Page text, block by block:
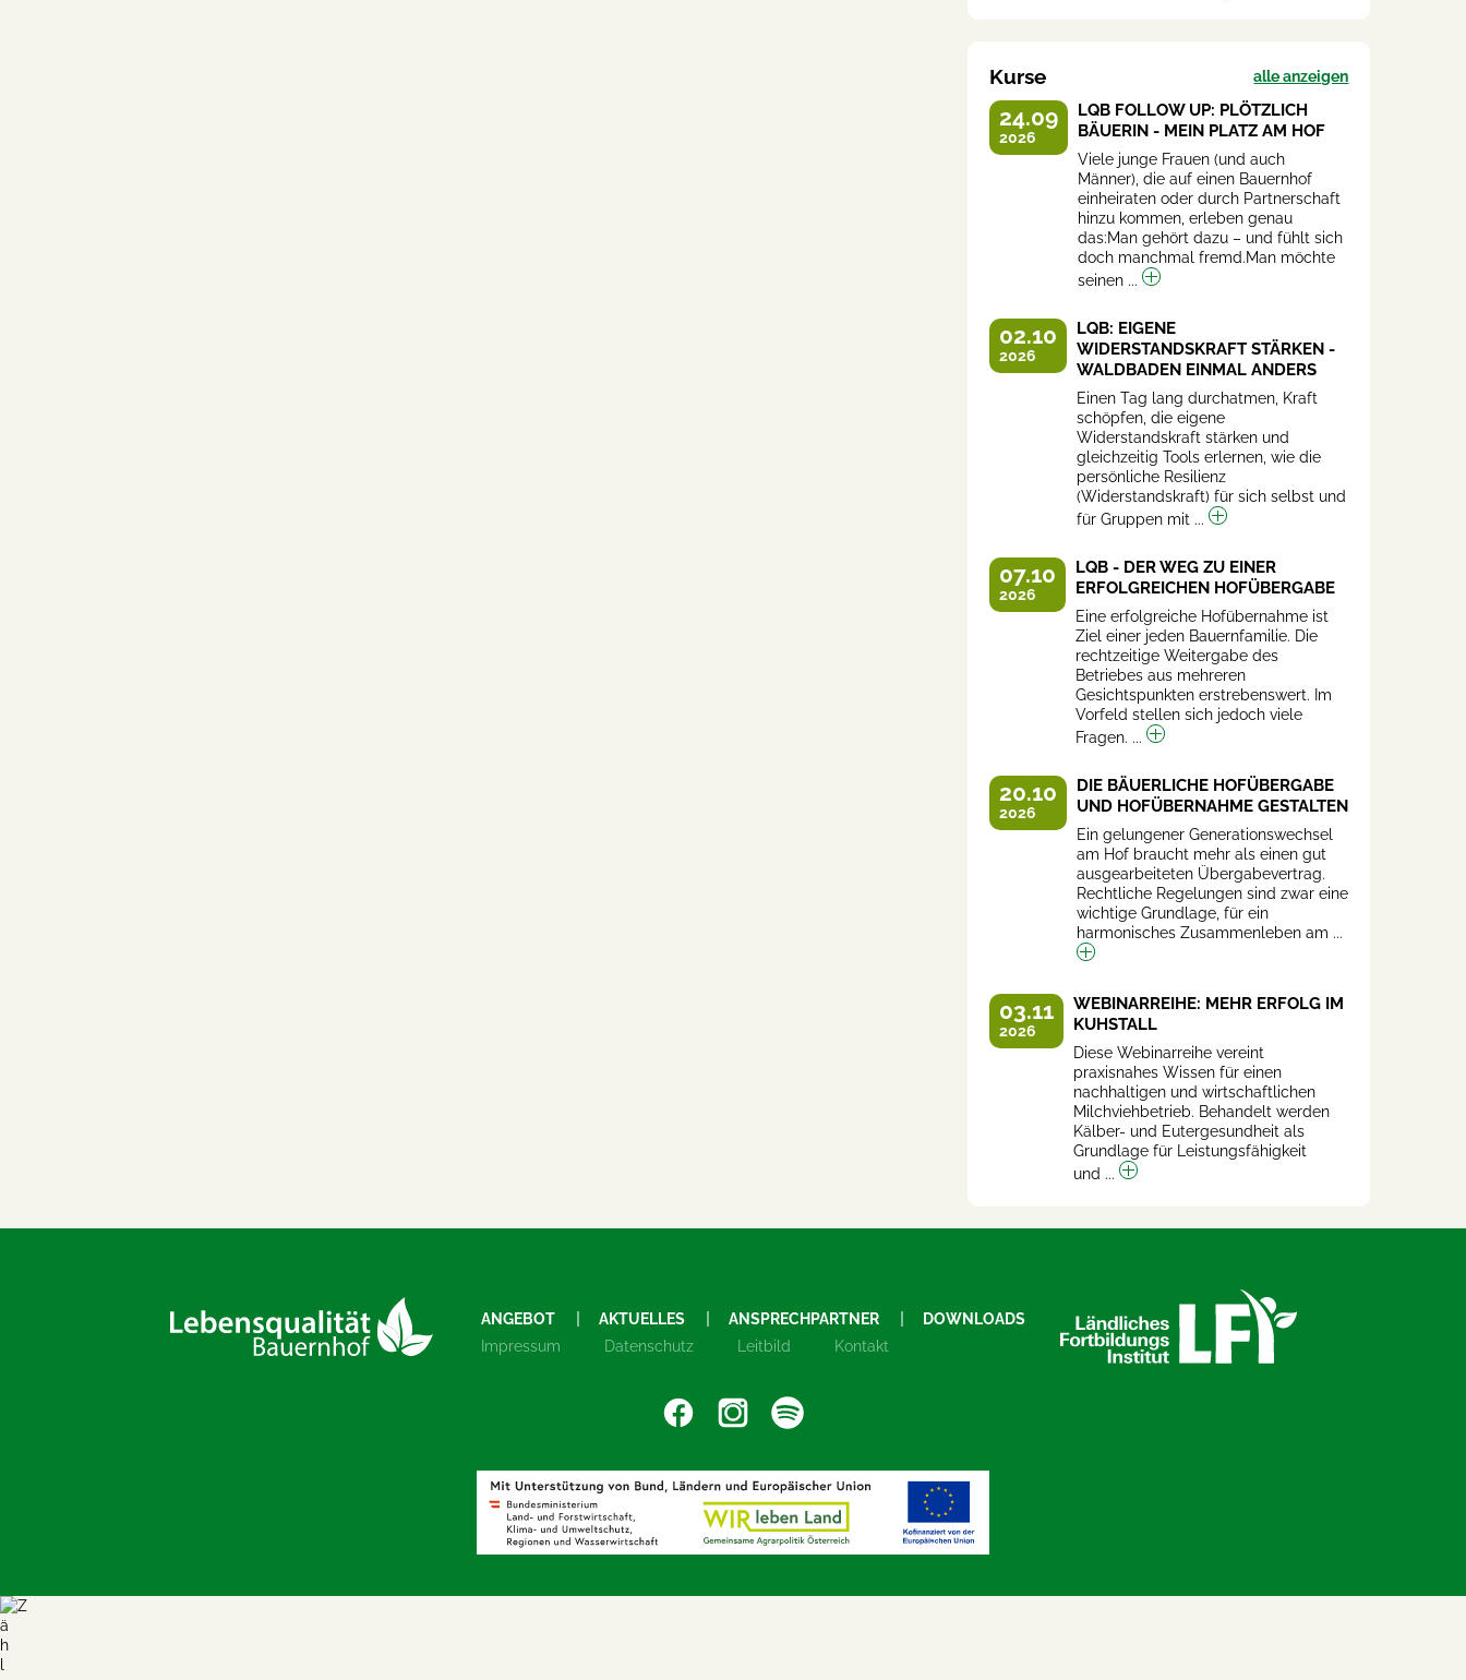
Kurse alle anzeigen
24.09
2026
LQB FOLLOW UP: PLÖTZLICH
BÄUERIN - MEIN PLATZ AM HOF
Viele junge Frauen (und auch
Männer), die auf einen Bauernhof
einheiraten oder durch Partnerschaft
hinzu kommen, erleben genau
das:Man gehört dazu – und fühlt sich
doch manchmal fremd.Man möchte
seinen ...
02.10
2026
LQB: EIGENE
WIDERSTANDSKRAFT STÄRKEN -
WALDBADEN EINMAL ANDERS
Einen Tag lang durchatmen, Kraft
schöpfen, die eigene
Widerstandskraft stärken und
gleichzeitig Tools erlernen, wie die
persönliche Resilienz
(Widerstandskraft) für sich selbst und
für Gruppen mit ...
07.10
2026
LQB - DER WEG ZU EINER
ERFOLGREICHEN HOFÜBERGABE
Eine erfolgreiche Hofübernahme ist
Ziel einer jeden Bauernfamilie. Die
rechtzeitige Weitergabe des
Betriebes aus mehreren
Gesichtspunkten erstrebenswert. Im
Vorfeld stellen sich jedoch viele
Fragen. ...
20.10
2026
DIE BÄUERLICHE HOFÜBERGABE
UND HOFÜBERNAHME GESTALTEN
Ein gelungener Generationswechsel
am Hof braucht mehr als einen gut
ausgearbeiteten Übergabevertrag.
Rechtliche Regelungen sind zwar eine
wichtige Grundlage, für ein
harmonisches Zusammenleben am ...
03.11
2026
WEBINARREIHE: MEHR ERFOLG IM
KUHSTALL
Diese Webinarreihe vereint
praxisnahes Wissen für einen
nachhaltigen und wirtschaftlichen
Milchviehbetrieb. Behandelt werden
Kälber- und Eutergesundheit als
Grundlage für Leistungsfähigkeit
und ...
ANGEBOT AKTUELLES ANSPRECHPARTNER
DOWNLOADS
Impressum
Datenschutz Leitbild Kontakt